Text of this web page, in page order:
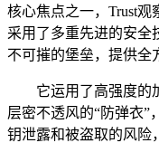
核心焦点之一，Trust
采用了多重先进的安全
不可摧的堡垒，提供全
它运用了高强度的
层密不透风的“防弹衣”
钥泄露和被盗取的风险